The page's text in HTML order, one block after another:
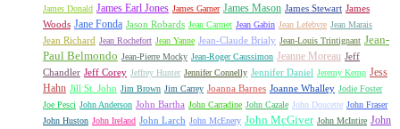
James Donald James Earl Jones James Garner James Mason James Stewart James
Woods Jane Fonda Jason Robards Jean Carmet Jean Gabin Jean Lefebvre Jean Marais
Jean Richard Jean Rochefort Jean Yanne Jean-Claude Brialy Jean-Louis Trintignant Jean-
Paul Belmondo Jean-Pierre Mocky Jean-Roger Caussimon Jeanne Moreau Jeff
Chandler Jeff Corey Jeffrey Hunter Jennifer Connelly Jennifer Daniel Jeremy Kemp Jess
Hahn Jill St. John Jim Brown Jim Carrey Joanna Barnes Joanne Whalley Jodie Foster
Joe Pesci John Anderson John Bartha John Carradine John Cazale John Doucette John Fraser
John Huston John Ireland John Larch John McEnery John McGiver John McIntire John